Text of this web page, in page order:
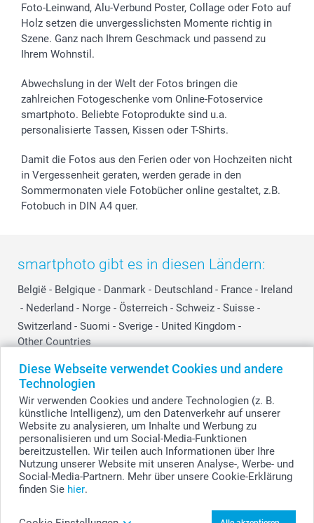
Diese Webseite verwendet Cookies und andere
Technologien
Wir verwenden Cookies und andere Technologien (z. B.
künstliche Intelligenz), um den Datenverkehr auf unserer
Website zu analysieren, um Inhalte und Werbung zu
personalisieren und um Social-Media-Funktionen
bereitzustellen. Wir teilen auch Informationen über Ihre
Nutzung unserer Website mit unseren Analyse-, Werbe- und
Social-Media-Partnern. Mehr über unsere Cookie-Erklärung
finden Sie hier.
Sticker & Etiketten
Geschenk-Gutscheine (PDF)
Presse
Partnerprogramme
Investor Relations
Widerrufsrecht
Kommunion & Konfirmation
Hochzeit
Geburtstag
Zu allen Anlässen
48h Lieferung
Zahlungsmöglichkeiten
Anmelden /Registrieren
Status der Bestellung
smartfriends
smartgarantie
smartbonus
Foto-Leinwand, Alu-Verbund Poster, Collage oder Foto auf
Holz setzen die unvergesslichsten Momente richtig in
Szene. Ganz nach Ihrem Geschmack und passend zu
Ihrem Wohnstil.
Abwechslung in der Welt der Fotos bringen die
zahlreichen Fotogeschenke vom Online-Fotoservice
smartphoto. Beliebte Fotoprodukte sind u.a.
personalisierte Tassen, Kissen oder T-Shirts.
Damit die Fotos aus den Ferien oder von Hochzeiten nicht
in Vergessenheit geraten, werden gerade in den
Sommermonaten viele Fotobücher online gestaltet, z.B.
Fotobuch in DIN A4 quer.
smartphoto gibt es in diesen Ländern:
België - Belgique - Danmark - Deutschland - France - Ireland
- Nederland - Norge - Österreich - Schweiz - Suisse -
Switzerland - Suomi - Sverige - United Kingdom -
Other Countries
© smartphoto Group. Alle Rechte vorbehalten.
Alle Preise verstehen sich in Schweizer Franken (CHF) inkl. MwSt. und zzgl.
Versandkosten.